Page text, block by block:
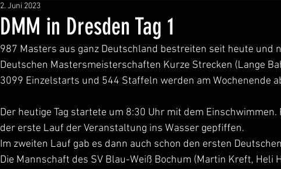
DMM in Dresden Tag 1
2. Juni 2023
987 Masters aus ganz Deutschland bestreiten seit heute und
Deutschen Mastersmeisterschaften Kurze Strecken (Lange
3099 Einzelstarts und 544 Staffeln werden am Wochenende
Der heutige Tag startete um 8:30 Uhr mit dem
der erste Lauf der Veranstaltung ins Wasser gepfiffen.
Im zweiten Lauf gab es dann auch schon den ersten
Die Mannschaft des SV Blau-Weiß Bochum (Martin Kreft, Heli